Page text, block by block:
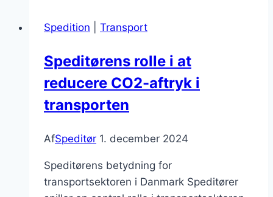
Spedition
Transport
Speditørens rolle i at
reducere CO2-aftryk i
transporten
AfSpeditør 1. december 2024
Speditørens betydning for
transportsektoren i Danmark Speditører